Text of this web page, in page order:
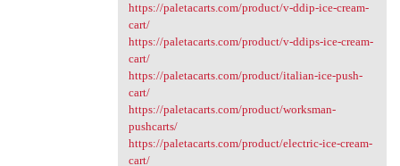
https://paletacarts.com/product/v-ddip-ice-cream-
cart/
https://paletacarts.com/product/v-ddips-ice-cream-
cart/
https://paletacarts.com/product/italian-ice-push-
cart/
https://paletacarts.com/product/worksman-
pushcarts/
https://paletacarts.com/product/electric-ice-cream-
cart/